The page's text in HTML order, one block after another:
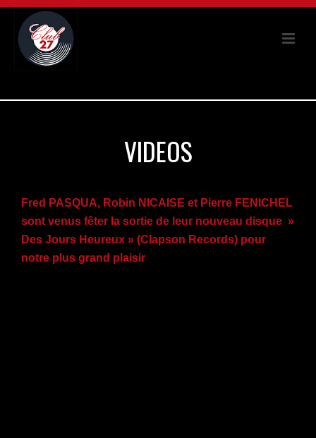
VIDEOS
Fred PASQUA, Robin NICAISE et Pierre FENICHEL
sont venus fêter la sortie de leur nouveau disque »
Des Jours Heureux » (Clapson Records) pour
notre plus grand plaisir